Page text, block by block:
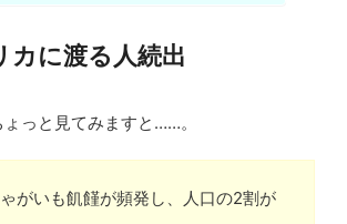
カに渡る人続出
っと見てみますと……。
がいも飢饉が頻発し、人口の2割が